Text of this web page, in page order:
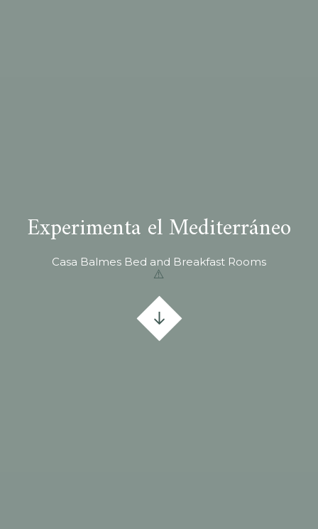
Experimenta el Mediterráneo
Casa Balmes Bed and Breakfast Rooms